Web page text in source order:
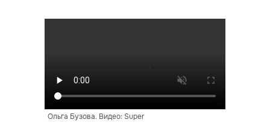
Ольга Бузова. Видео: Super